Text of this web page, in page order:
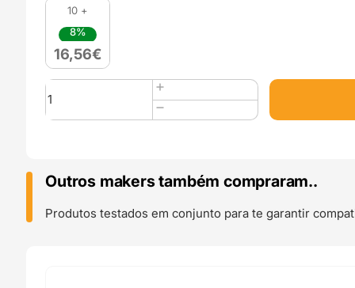
10 +
8%
16,56€
Quantidade
de
PLA
1kg
Black
-
Outros makers também compraram..
Produtos testados em conjunto para te garantir